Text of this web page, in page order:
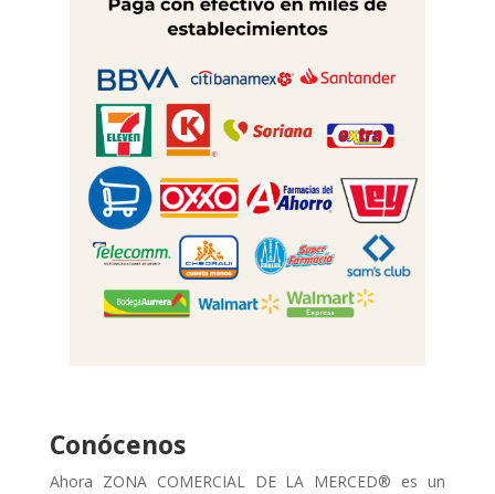
Conócenos
Ahora ZONA COMERCIAL DE LA MERCED® es un